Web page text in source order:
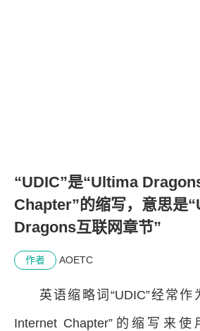
“UDIC”是“Ultima
Chapter”的缩写，意思是
Dragons互联网章节”
作者 AOETC
英语缩略词“UDIC”经常作
Internet Chapter”的缩写来